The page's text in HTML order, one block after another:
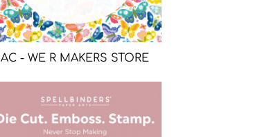
AC - WE R MAKERS STORE